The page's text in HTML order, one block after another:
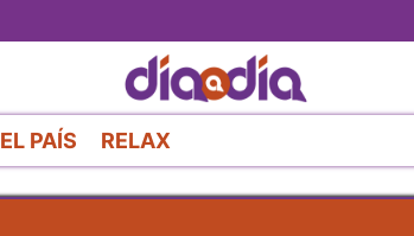
al
contenido
principal
EL PAÍS RELAX